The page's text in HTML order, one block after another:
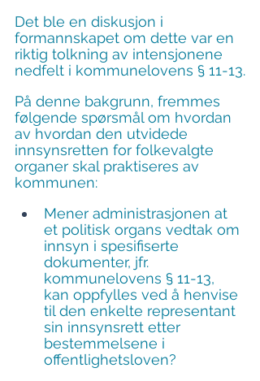
Det ble en diskusjon i
formannskapet om dette var en
riktig tolkning av intensjonene
nedfelt i kommunelovens § 11-13.
På denne bakgrunn, fremmes
følgende spørsmål om hvordan
av hvordan den utvidede
innsynsretten for folkevalgte
organer skal praktiseres av
kommunen:
Mener administrasjonen at
et politisk organs vedtak om
innsyn i spesifiserte
dokumenter, jfr.
kommunelovens § 11-13,
kan oppfylles ved å henvise
til den enkelte representant
sin innsynsrett etter
bestemmelsene i
offentlighetsloven?